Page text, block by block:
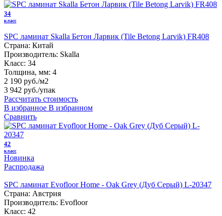
34
класс
SPC ламинат Skalla Бетон Ларвик (Tile Betong Larvik) FR408
Страна: Китай
Производитель: Skalla
Класс: 34
Толщина, мм: 4
2 190 руб./м2
3 942 руб./упак
Рассчитать стоимость
В избранное В избранном
Сравнить
42
класс
Новинка
Распродажа
SPC ламинат Evofloor Home - Oak Grey (Дуб Серый) L-20347
Страна: Австрия
Производитель: Evofloor
Класс: 42